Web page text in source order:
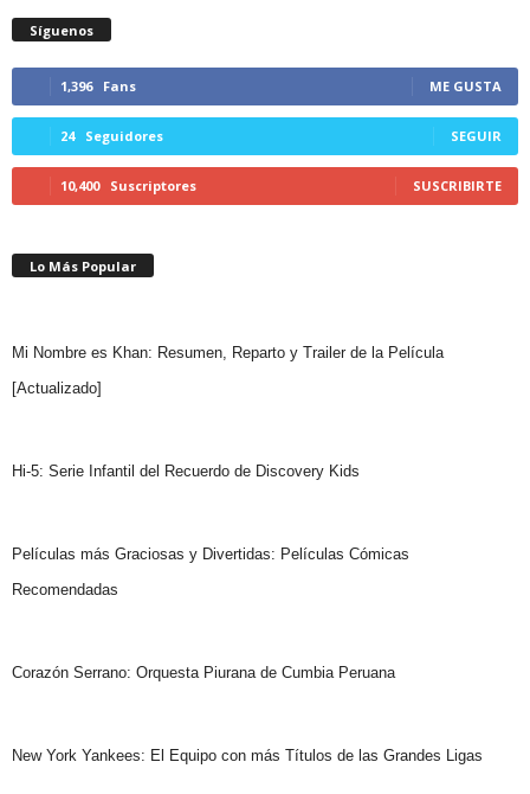
Síguenos
1,396 Fans ME GUSTA
24 Seguidores SEGUIR
10,400 Suscriptores SUSCRIBIRTE
Lo Más Popular
Mi Nombre es Khan: Resumen, Reparto y Trailer de la Película
[Actualizado]
Hi-5: Serie Infantil del Recuerdo de Discovery Kids
Películas más Graciosas y Divertidas: Películas Cómicas
Recomendadas
Corazón Serrano: Orquesta Piurana de Cumbia Peruana
New York Yankees: El Equipo con más Títulos de las Grandes Ligas